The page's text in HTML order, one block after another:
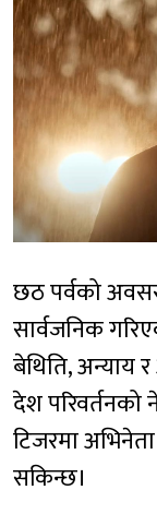
छठ पर्वको अवसर
सार्वजनिक
बेथिति, अन्याय
देश
टिजरमा
सकिन्छ।